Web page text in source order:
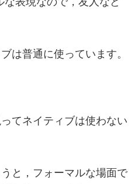
は普通に使っています。
てネイティブは使わない
と，フォーマルな場面で